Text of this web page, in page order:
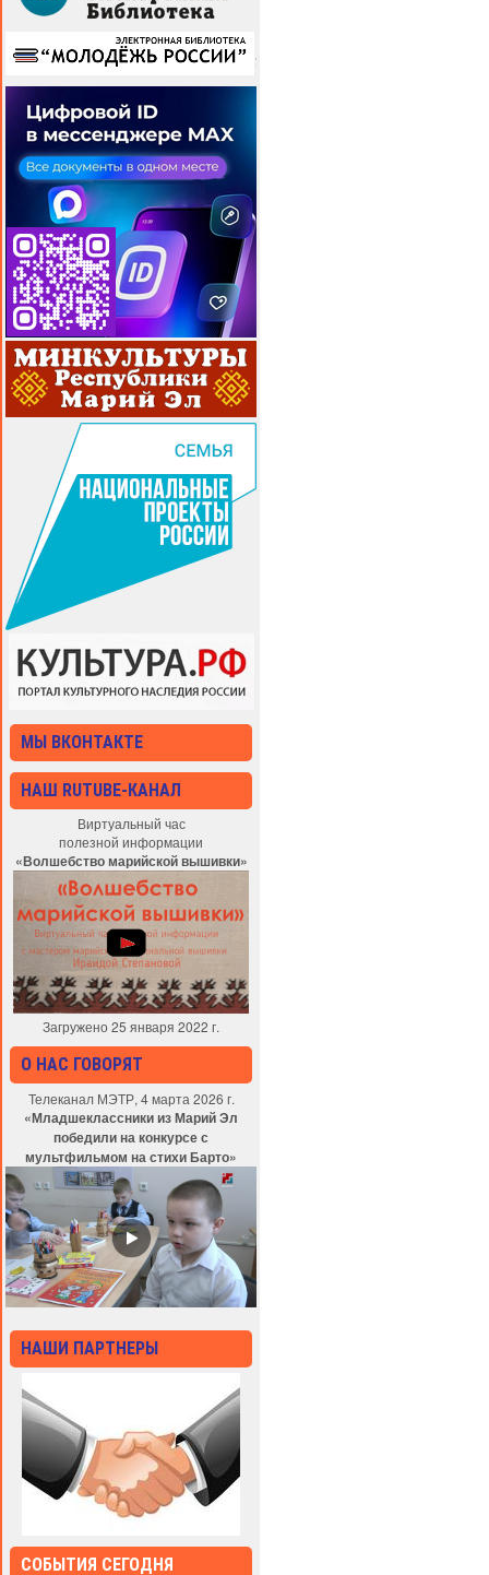
МЫ ВКОНТАКТЕ
НАШ RUTUBE-КАНАЛ
Виртуальный час
полезной информации
«Волшебство марийской вышивки»
Загружено 25 января 2022 г.
О НАС ГОВОРЯТ
Телеканал МЭТР, 4 марта 2026 г.
«Младшеклассники из Марий Эл
победили на конкурсе с
мультфильмом на стихи Барто»
НАШИ ПАРТНЕРЫ
СОБЫТИЯ СЕГОДНЯ